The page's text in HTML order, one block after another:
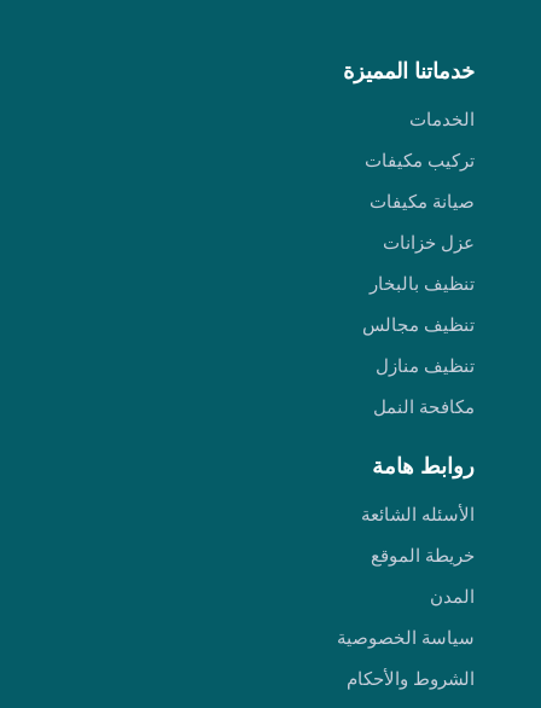
خدماتنا المميزة
الخدمات
تركيب مكيفات
صيانة مكيفات
عزل خزانات
تنظيف بالبخار
تنظيف مجالس
تنظيف منازل
مكافحة النمل
روابط هامة
الأسئله الشائعة
خريطة الموقع
المدن
سياسة الخصوصية
الشروط والأحكام